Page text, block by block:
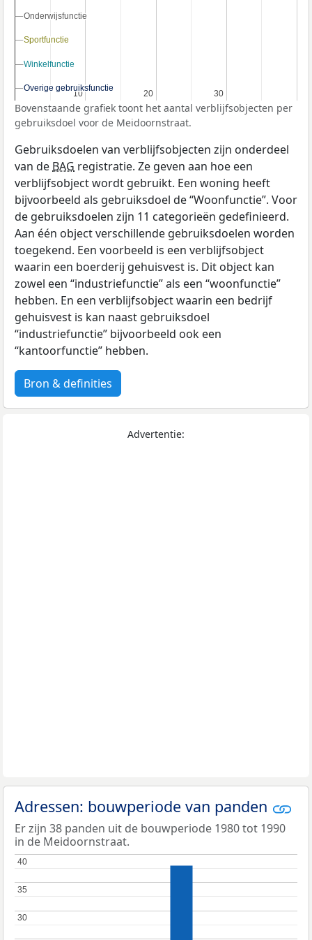
10
10 20
20 30
30
Onderwijsfunctie
Onderwijsfunctie
Sportfunctie
Sportfunctie
Winkelfunctie
Winkelfunctie
Overige gebruiksfunctie
Overige gebruiksfunctie
Bovenstaande grafiek toont het aantal verblijfsobjecten per
gebruiksdoel voor de Meidoornstraat.
Gebruiksdoelen van verblijfsobjecten zijn onderdeel
van deBAG registratie. Ze geven aan hoe een
verblijfsobject wordt gebruikt. Een woning heeft
bijvoorbeeld als gebruiksdoel de “Woonfunctie”. Voor
de gebruiksdoelen zijn 11 categorieën gedefinieerd.
Aan één object verschillende gebruiksdoelen worden
toegekend. Een voorbeeld is een verblijfsobject
waarin een boerderij gehuisvest is. Dit object kan
zowel een “industriefunctie” als een “woonfunctie”
hebben. En een verblijfsobject waarin een bedrijf
gehuisvest is kan naast gebruiksdoel
“industriefunctie” bijvoorbeeld ook een
“kantoorfunctie” hebben.
Bron & definities
Advertentie:
Adressen: bouwperiode van panden
Er zijn 38 panden uit de bouwperiode 1980 tot 1990
in de Meidoornstraat.
30
30
35
35
40
40